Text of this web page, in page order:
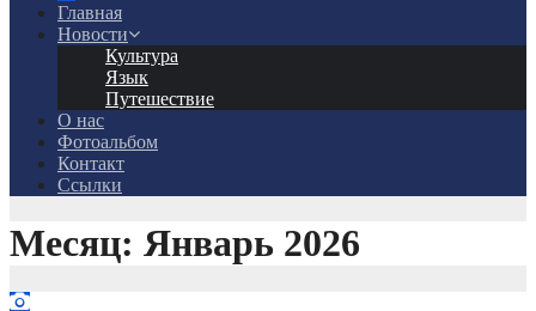
Главная
Новости
Культура
Язык
Путешествие
О нас
Фотоальбом
Контакт
Ссылки
Месяц: Январь 2026